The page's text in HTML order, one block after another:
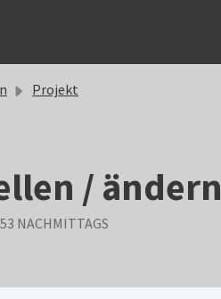
Projekt
/ ändern
NACHMITTAGS